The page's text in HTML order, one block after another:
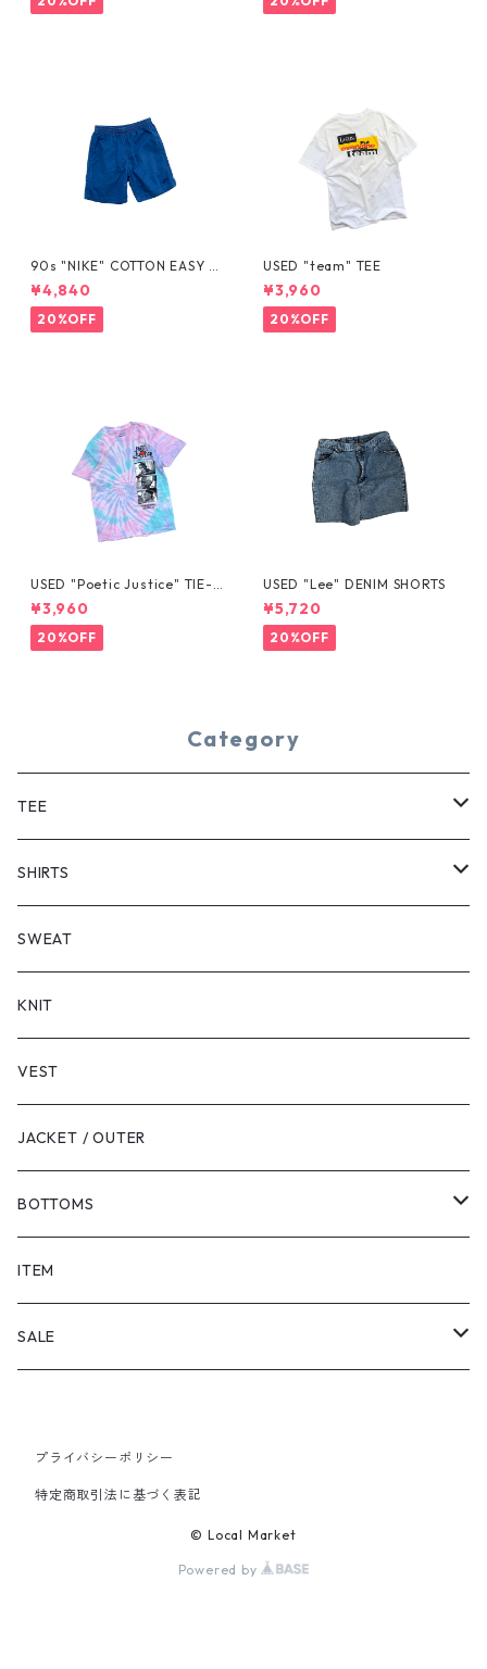
90s "NIKE" COTTON EASY S
HORTS
¥4,840
20%OFF
USED "team" TEE
¥3,960
20%OFF
USED "Poetic Justice" TIE-D
YE TEE
¥3,960
20%OFF
USED "Lee" DENIM SHORTS
¥5,720
20%OFF
Category
TEE
SHORT SLEEVE
LONG SLEEVE
SHIRTS
SHORT SLEEVE
LONG SLEEVE
SWEAT
KNIT
VEST
JACKET / OUTER
BOTTOMS
SHORTS
PANTS
ITEM
SALE
PANTS
プライバシーポリシー
特定商取引法に基づく表記
© Local Market
Powered by